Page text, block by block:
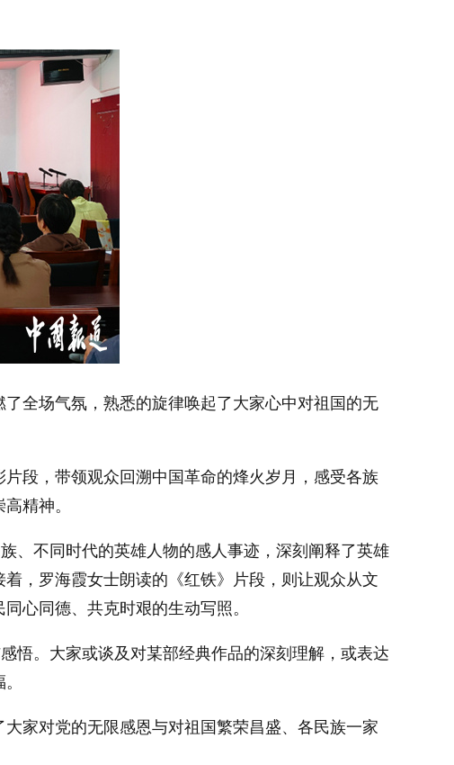
全场气氛，熟悉的旋律唤起了大家心中对祖国的无
段，带领观众回溯中国革命的烽火岁月，感受各族
精神。
、不同时代的英雄人物的感人事迹，深刻阐释了英雄
，罗海霞女士朗读的《红铁》片段，则让观众从文
心同德、共克时艰的生动写照。
悟。大家或谈及对某部经典作品的深刻理解，或表达
家对党的无限感恩与对祖国繁荣昌盛、各民族一家